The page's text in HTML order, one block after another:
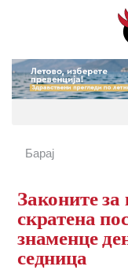
Законите
скратена
знаменце
седница